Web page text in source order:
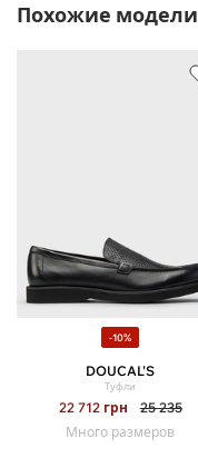
Похожие модели
-10%
DOUCAL'S
Туфли
22 712 грн
25 235
Много размеров